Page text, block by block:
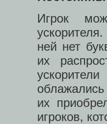
Игрок
ней нет
их
их
игроков,